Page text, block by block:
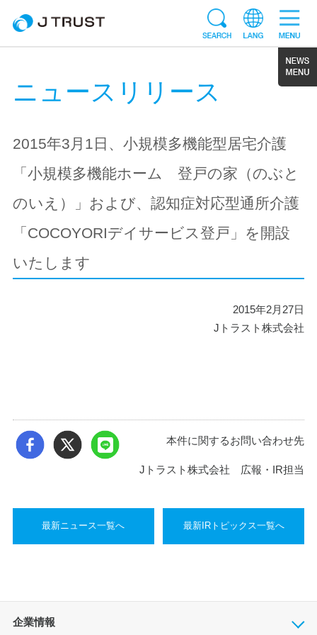
ニュースリリース
2015年3月1日、小規模多機能型居宅介護
「小規模多機能ホーム 登戸の家（のぶと
のいえ）」および、認知症対応型通所介護
「COCOYORIデイサービス登戸」を開設
いたします
2015年2月27日
Jトラスト株式会社
本件に関するお問い合わせ先
Jトラスト株式会社 広報・IR担当
最新ニュース一覧へ 最新IRトピックス一覧へ
企業情報